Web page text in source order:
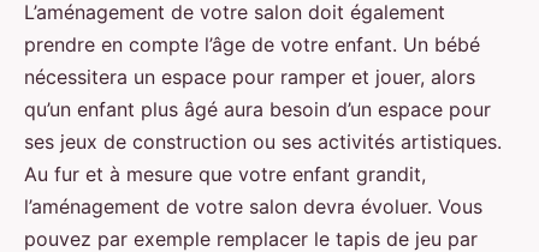
L’aménagement de votre salon doit également
prendre en compte l’âge de votre enfant. Un bébé
nécessitera un espace pour ramper et jouer, alors
qu’un enfant plus âgé aura besoin d’un espace pour
ses jeux de construction ou ses activités artistiques.
Au fur et à mesure que votre enfant grandit,
l’aménagement de votre salon devra évoluer. Vous
pouvez par exemple remplacer le tapis de jeu par